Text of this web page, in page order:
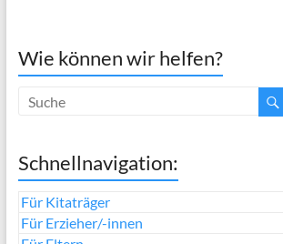
Wie können wir helfen?
Schnellnavigation:
Für Kitaträger
Für Erzieher/-innen